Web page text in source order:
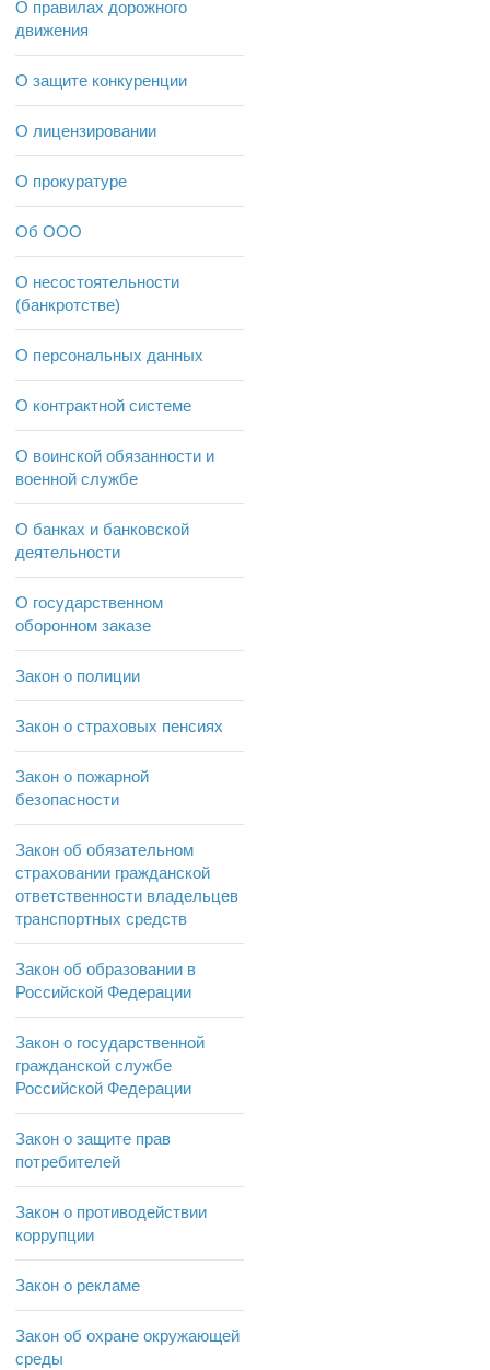
О правилах дорожного
движения
О защите конкуренции
О лицензировании
О прокуратуре
Об ООО
О несостоятельности
(банкротстве)
О персональных данных
О контрактной системе
О воинской обязанности и
военной службе
О банках и банковской
деятельности
О государственном
оборонном заказе
Закон о полиции
Закон о страховых пенсиях
Закон о пожарной
безопасности
Закон об обязательном
страховании гражданской
ответственности владельцев
транспортных средств
Закон об образовании в
Российской Федерации
Закон о государственной
гражданской службе
Российской Федерации
Закон о защите прав
потребителей
Закон о противодействии
коррупции
Закон о рекламе
Закон об охране окружающей
среды